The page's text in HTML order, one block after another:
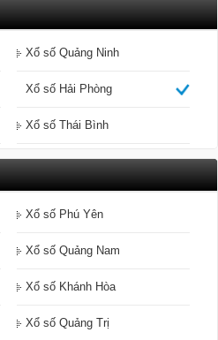
Xổ số Quảng Ninh
Xổ số Hải Phòng
Xổ số Thái Bình
Xổ số Phú Yên
Xổ số Quảng Nam
Xổ số Khánh Hòa
Xổ số Quảng Trị